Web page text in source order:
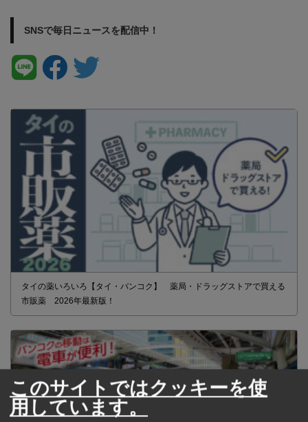
SNSで毎日ニュースを配信中！
タイの薬いろいろ【タイ・バンコク】 薬局・ドラッグストアで買える
市販薬 2026年最新版！
このサイトではクッキーを使
用しています。